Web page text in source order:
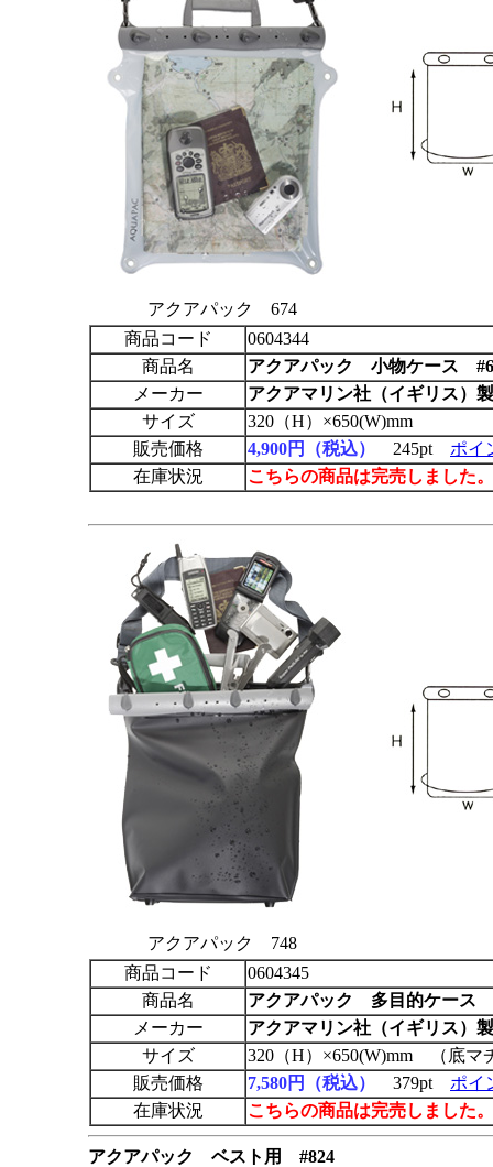
アクアパック 674
商品コード
0604344
商品名
アクアパック
小物ケース
メーカー
アクアマリン社（イギリス）製
サイズ
320（H）×650(W)mm
販売価格
4,900円（税込） 245pt ポイ
在庫状況
こちらの商品は完売しました
アクアパック 748
商品コード
0604345
商品名
アクアパック
多目的ケー
メーカー
アクアマリン社（イギリス）製
サイズ
320（H）×650(W)mm （底マ
販売価格
7,580円（税込） 379pt ポイ
在庫状況
こちらの商品は完売しました
アクアパック ベスト用 #824